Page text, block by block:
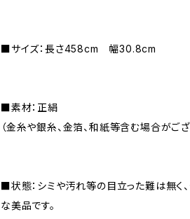
■サイズ：長さ458cm 幅30.8cm
■素材：正絹
（金糸や銀糸、金箔、和紙等含む場合がござ
■状態：シミや汚れ等の目立った難は無く
な美品です。